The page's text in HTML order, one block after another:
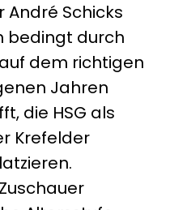
André Schicks
bedingt durch
dem richtigen
Jahren
die HSG als
Krefelder